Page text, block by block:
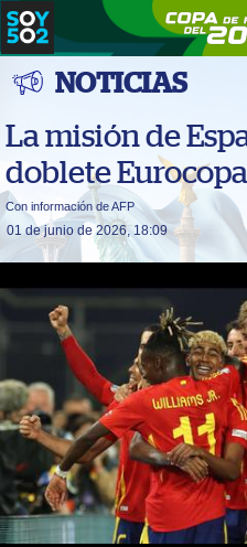
NOTICIAS
La misión de
doblete
Con información de AFP
01 de junio de 2026, 18:09